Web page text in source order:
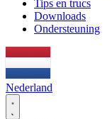
Tips en trucs
Downloads
Ondersteuning
Nederland